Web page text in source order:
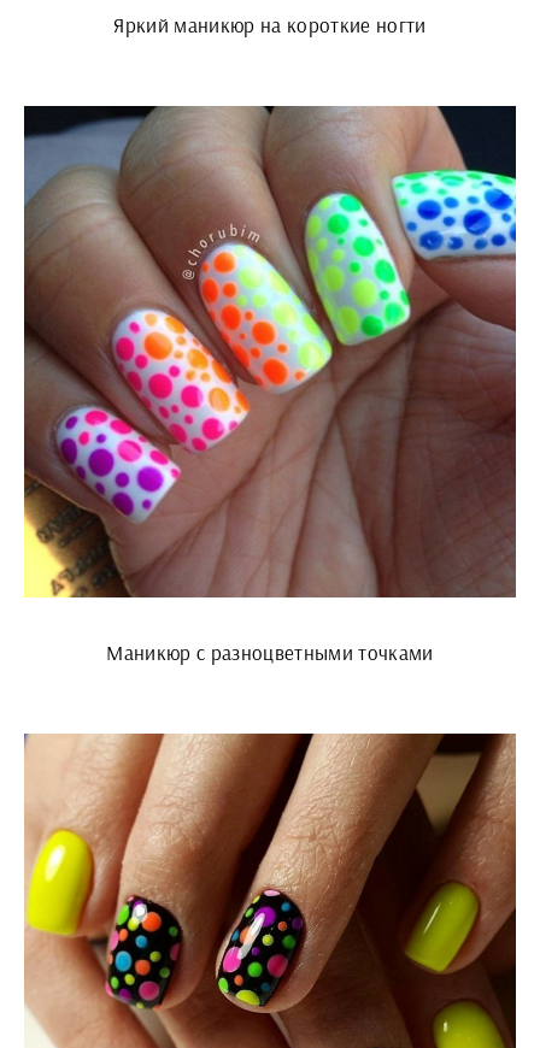
Яркий маникюр на короткие ногти
Маникюр с разноцветными точками